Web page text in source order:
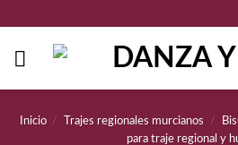
contenido
Inicio / Trajes regionales murcianos /
para traje regional y